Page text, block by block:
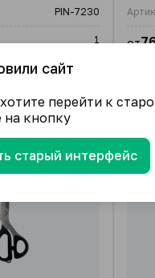
PIN-7230
1
шт.
от
сайт
перейти к
кнопку
старый интерфейс